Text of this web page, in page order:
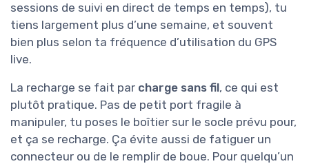
sessions de suivi en direct de temps en temps), tu
tiens largement plus d’une semaine, et souvent
bien plus selon ta fréquence d’utilisation du GPS
live.
La recharge se fait par charge sans fil, ce qui est
plutôt pratique. Pas de petit port fragile à
manipuler, tu poses le boîtier sur le socle prévu pour,
et ça se recharge. Ça évite aussi de fatiguer un
connecteur ou de le remplir de boue. Pour quelqu’un